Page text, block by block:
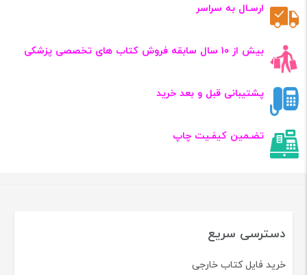
ارسـال به سراسر
بیش از ۱۰ سال سابقه فروش کتاب‌ های تخصصی پزشکی
پشتیبانی قبل و بعد خرید
تضـمین کیفـیت چاپ
دسترسی سریع
خرید فایل کتاب خارجی